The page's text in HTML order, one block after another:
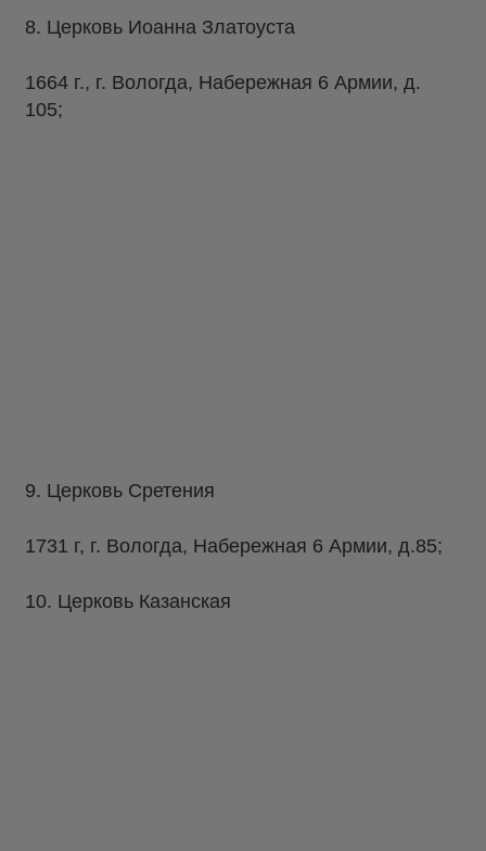
8. Церковь Иоанна Златоуста
1664 г., г. Вологда, Набережная 6 Армии, д.
105;
9. Церковь Сретения
1731 г, г. Вологда, Набережная 6 Армии, д.85;
10. Церковь Казанская